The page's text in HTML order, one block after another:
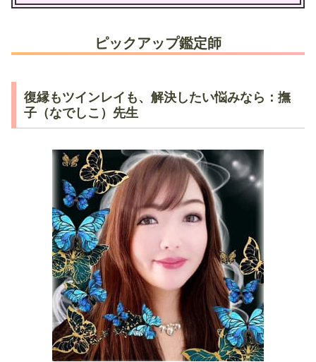
ピックアップ鑑定師
復縁もツインレイも、解決したい悩みなら：撫
子（なでしこ）先生